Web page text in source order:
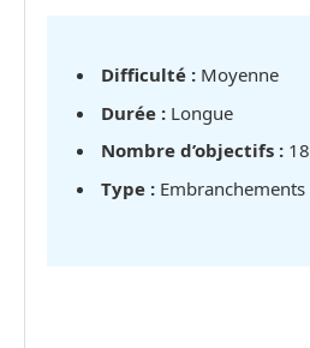
Difficulté : Moyenne
Durée : Longue
Nombre d’objectifs : 18
Type : Embranchements